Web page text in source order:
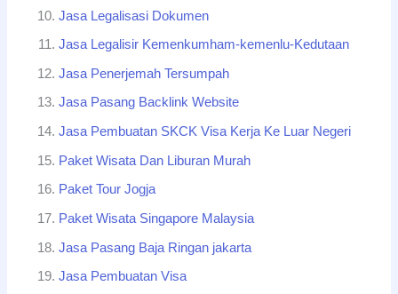
Jasa Legalisasi Dokumen
Jasa Legalisir Kemenkumham-kemenlu-Kedutaan
Jasa Penerjemah Tersumpah
Jasa Pasang Backlink Website
Jasa Pembuatan SKCK Visa Kerja Ke Luar Negeri
Paket Wisata Dan Liburan Murah
Paket Tour Jogja
Paket Wisata Singapore Malaysia
Jasa Pasang Baja Ringan jakarta
Jasa Pembuatan Visa